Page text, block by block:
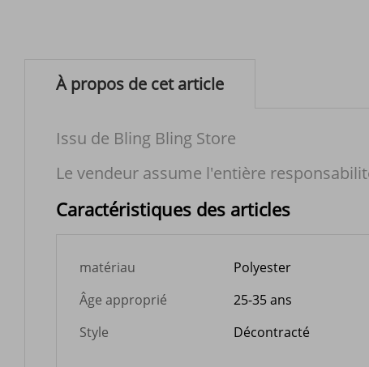
À propos de cet article
Issu de Bling Bling Store
Le vendeur assume l'entière
Caractéristiques des articles
matériau Polyester
Âge approprié
25-35 ans
Style
Décontracté